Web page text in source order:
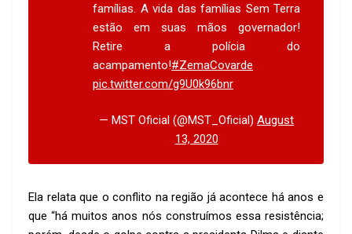
famílias. A vida das famílias Sem Terra
estão em suas mãos governador!
Retire a polícia do
acampamento!#ZemaCovarde
pic.twitter.com/g9U0k96bnr
— MST Oficial (@MST_Oficial) August
13, 2020
Ela relata que o conflito na região já acontece há anos e
que “há muitos anos nós construímos essa resistência;